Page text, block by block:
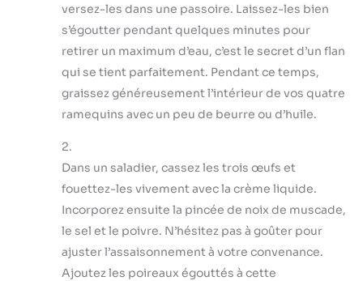
versez-les dans une passoire. Laissez-les bien
s’égoutter pendant quelques minutes pour
retirer un maximum d’eau, c’est le secret d’un flan
qui se tient parfaitement. Pendant ce temps,
graissez généreusement l’intérieur de vos quatre
ramequins avec un peu de beurre ou d’huile.
2.
Dans un saladier, cassez les trois œufs et
fouettez-les vivement avec la crème liquide.
Incorporez ensuite la pincée de noix de muscade,
le sel et le poivre. N’hésitez pas à goûter pour
ajuster l’assaisonnement à votre convenance.
Ajoutez les poireaux égouttés à cette